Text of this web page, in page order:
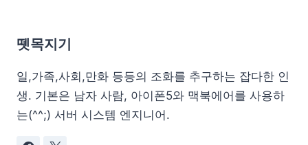
뗏목지기
일,가족,사회,만화 등등의 조화를 추구하는 잡다한 인
생. 기본은 남자 사람, 아이폰5와 맥북에어를 사용하
는(^^;) 서버 시스템 엔지니어.